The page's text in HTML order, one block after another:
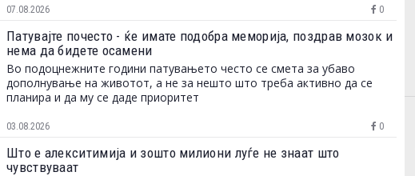
07.08.2026 0
Патувајте почесто - ќе имате подобра меморија, поздрав мозок и
нема да бидете осамени
Во подоцнежните години патувањето често се смета за убаво
дополнување на животот, а не за нешто што треба активно да се
планира и да му се даде приоритет
03.08.2026 0
Што е алекситимија и зошто милиони луѓе не знаат што
чувствуваат